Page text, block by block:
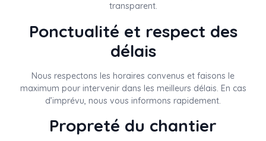
transparent.
Ponctualité et respect des
délais
Nous respectons les horaires convenus et faisons le
maximum pour intervenir dans les meilleurs délais. En cas
d’imprévu, nous vous informons rapidement.
Propreté du chantier